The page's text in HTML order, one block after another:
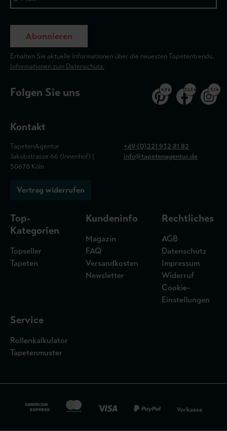
Abonnieren
Erhalten Sie aktuelle Informationen über die neuesten Tapetentrends.
Informationen zum Datenschutz.
Folgen Sie uns 4,9 k 32,5 k 3,1 k
Kontakt
TapetenAgentur
Jakobstrasse 66 (Innenhof) |
50678 Köln
+49 (0)221 932 81 82
info@tapetenagentur.de
Vertrag widerrufen
Top-
Kategorien
Topseller
Tapeten
Kundeninfo
Magazin
FAQ
Versandkosten
Newsletter
Rechtliches
AGB
Datenschutz
Impressum
Widerruf
Cookie-
Einstellungen
Service
Rollenkalkulator
Tapetenmuster